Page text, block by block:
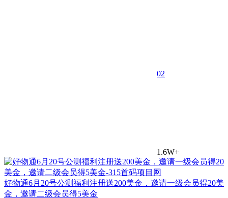
02
1.6W+
好物通6月20号公测福利注册送200美金，邀请一级会员得20美
金，邀请二级会员得5美金